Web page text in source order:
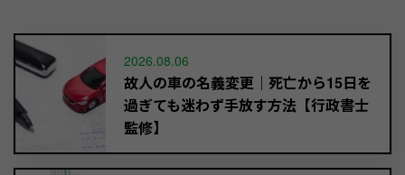
2026.08.06
故人の車の名義変更｜死亡から15日を
過ぎても迷わず手放す方法【行政書士
監修】